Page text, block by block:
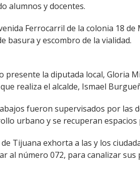
alumnos y docentes.
Ferrocarril de la colonia 18
basura y escombro de la vialidad.
presente la diputada local, Gloria
realiza el alcalde, Ismael
fueron supervisados por las
urbano y se recuperan
de Tijuana exhorta a las y los
al número 072, para canalizar sus